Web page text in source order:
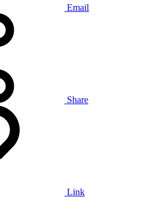
Email
Share
Link